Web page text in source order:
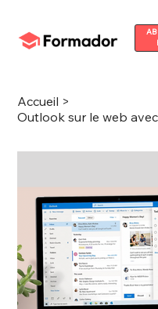
Accueil >
Outlook sur le web